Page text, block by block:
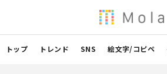
トップ トレンド SNS 絵文字/コピペ